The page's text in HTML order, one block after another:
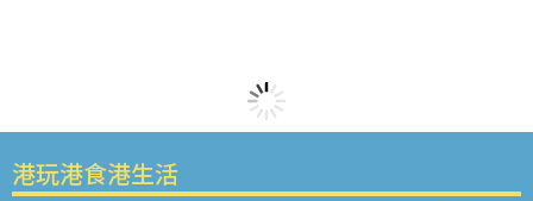
港玩港食港生活